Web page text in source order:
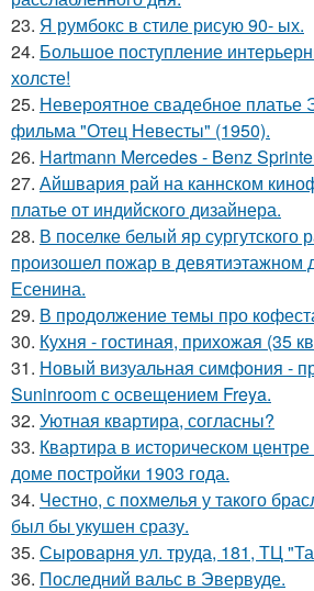
23. Я румбокс в стиле рисую 90- ых.
24. Большое поступление
холсте!
25. Невероятное свадебное платье
фильма "Отец Невесты" (1950).
26. Hartmann Mercedes - Benz
27. Айшвария рай на каннском
платье от индийского дизайнера.
28. В поселке белый яр сургутского
произошел пожар в девятиэтажном
Есенина.
29. В продолжение темы про
30. Кухня - гостиная, прихожая (35
31. Новый визуальная симфония -
Suninroom с освещением Freya.
32. Уютная квартира, согласны?
33. Квартира в историческом
доме постройки 1903 года.
34. Честно, с похмелья у такого
был бы укушен сразу.
35. Сыроварня ул. труда, 181, ТЦ
36. Последний вальс в Эвервуде.